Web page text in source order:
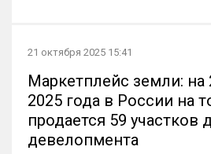
21 октября 2025 15:41
Маркетплейс земли: на
2025 года в России на
продается 59 участков
девелопмента